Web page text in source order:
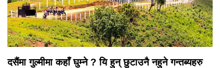
दसैंमा गुल्मीमा कहाँ घुम्ने ? यि हुन् छुटाउनै नहुने गन्तब्यहरु